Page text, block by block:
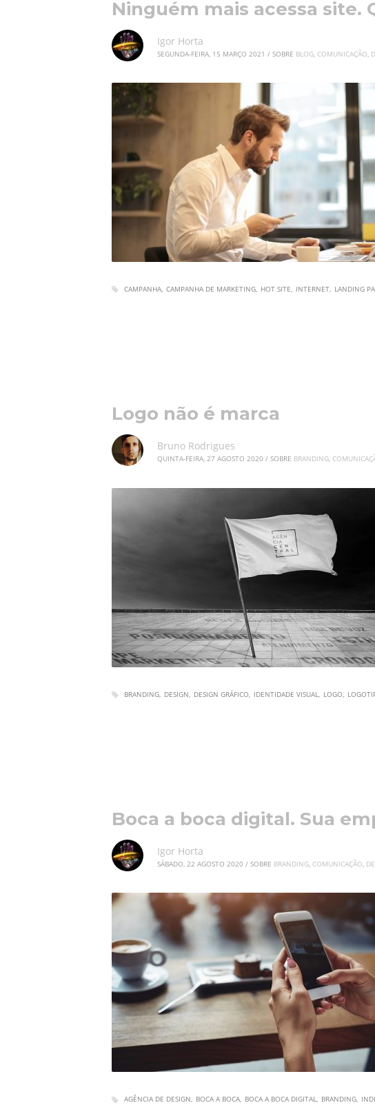
Ninguém mais acessa site.
Igor Horta
SEGUNDA-FEIRA, 15 MARÇO 2021 / SOBRE BLOG COMUNICAÇÃO
CAMPANHA CAMPANHA DE MARKETING HOT SITE INTERNET LANDING
Logo não é marca
Bruno Rodrigues
QUINTA-FEIRA, 27 AGOSTO 2020 / SOBRE BRANDING,
BRANDING DESIGN DESIGN GRÁFICO IDENTIDADE VISUAL LOGO
Boca a boca digital. Sua
Igor Horta
SÁBADO, 22 AGOSTO 2020 / SOBRE BRANDING, COMUNICAÇÃO,
AGÊNCIA DE DESIGN BOCA A BOCA BOCA A BOCA DIGITAL BRANDING